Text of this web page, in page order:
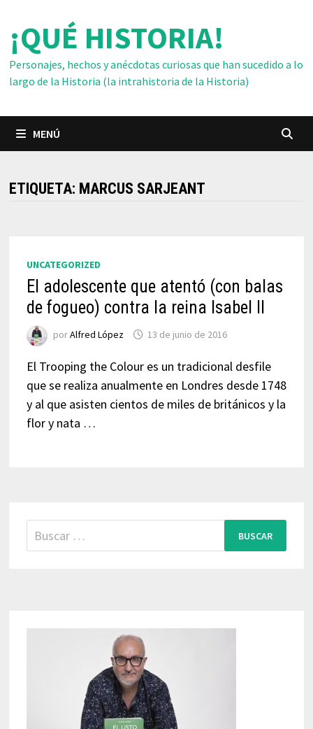
contenido
¡QUÉ HISTORIA!
Personajes, hechos y anécdotas curiosas que han sucedido a lo
largo de la Historia (la intrahistoria de la Historia)
MENÚ
ETIQUETA: MARCUS SARJEANT
UNCATEGORIZED
El adolescente que atentó (con balas
de fogueo) contra la reina Isabel II
porAlfred López 13 de junio de 2016
El Trooping the Colour es un tradicional desfile
que se realiza anualmente en Londres desde 1748
y al que asisten cientos de miles de británicos y la
flor y nata …
Buscar: